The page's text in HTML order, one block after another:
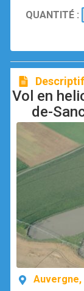
QUANTITÉ :
Descriptif
Vol en
de-
Auvergne,